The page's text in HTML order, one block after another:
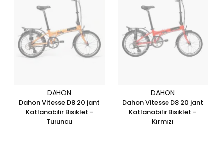
DAHON
Dahon Vitesse D8 20 jant
Katlanabilir Bisiklet -
Turuncu
DAHON
Dahon Vitesse D8 20 jant
Katlanabilir Bisiklet -
Kırmızı